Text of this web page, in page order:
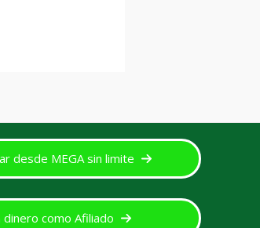
desde MEGA sin limite
dinero como Afiliado